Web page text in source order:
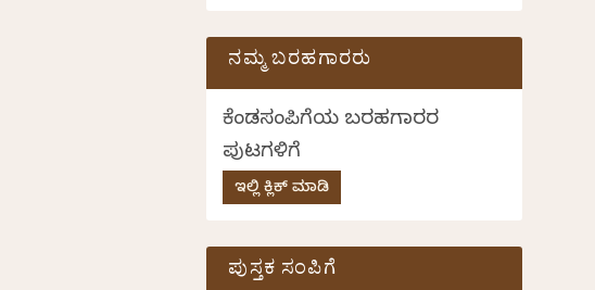
ನಮ್ಮ ಬರಹಗಾರರು
ಕೆಂಡಸಂಪಿಗೆಯ ಬರಹಗಾರರ
ಪುಟಗಳಿಗೆ
ಇಲ್ಲಿ ಕ್ಲಿಕ್ ಮಾಡಿ
ಪುಸ್ತಕ ಸಂಪಿಗೆ